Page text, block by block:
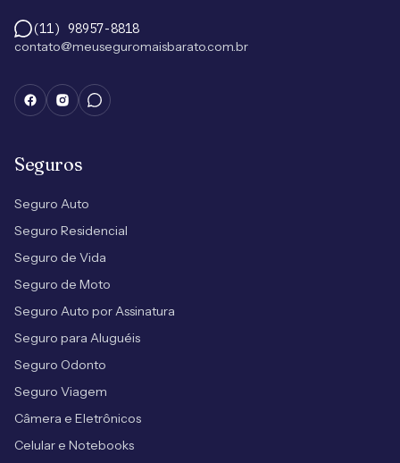
(11) 98957-8818
contato@meuseguromaisbarato.com.br
Seguros
Seguro Auto
Seguro Residencial
Seguro de Vida
Seguro de Moto
Seguro Auto por Assinatura
Seguro para Aluguéis
Seguro Odonto
Seguro Viagem
Câmera e Eletrônicos
Celular e Notebooks